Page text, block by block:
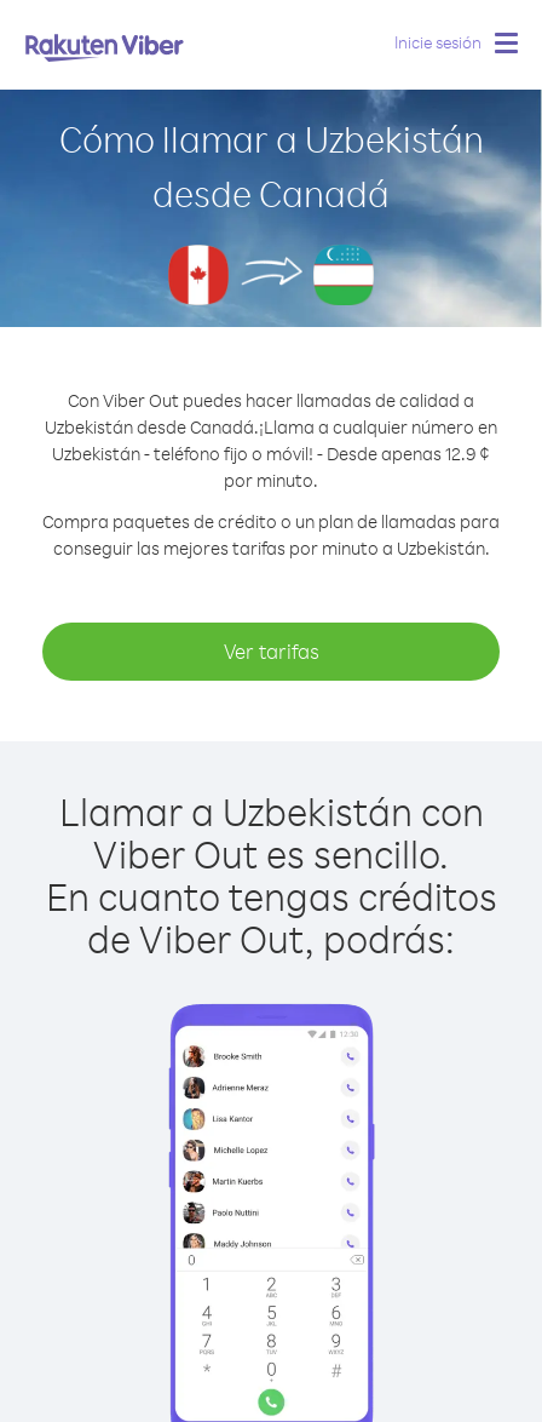
Inicie sesión
Cómo llamar a Uzbekistán
desde Canadá
Con Viber Out puedes hacer llamadas de calidad a
Uzbekistán desde Canadá.¡Llama a cualquier número en
Uzbekistán - teléfono fijo o móvil! - Desde apenas 12.9 ¢
por minuto.
Compra paquetes de crédito o un plan de llamadas para
conseguir las mejores tarifas por minuto a Uzbekistán.
Ver tarifas
Llamar a Uzbekistán con
Viber Out es sencillo.
En cuanto tengas créditos
de Viber Out, podrás: